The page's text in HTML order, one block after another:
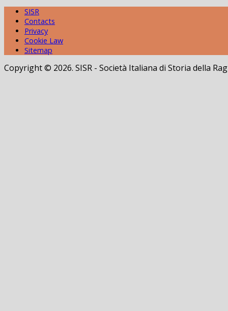
SISR
Contacts
Privacy
Cookie Law
Sitemap
Copyright © 2026. SISR - Società Italiana di Storia della